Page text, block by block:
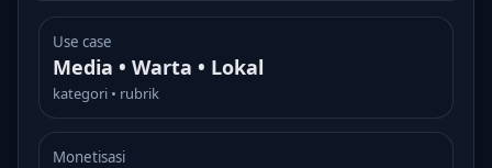
Use case
Media • Warta • Lokal
kategori • rubrik
Monetisasi